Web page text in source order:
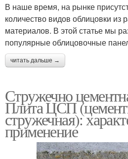
В наше время, на рынке
количество видов облицовки из
материалов. В этой статье мы
популярные облицовочные
читать дальше →
Стружечно
Плита ЦСП
стружечная):
применение